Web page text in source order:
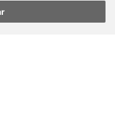
dedicació